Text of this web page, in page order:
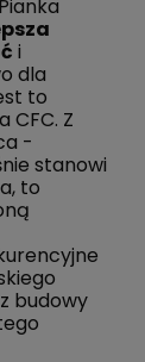
i
dla
to
CFC. Z
-
stanowi
to
budowy